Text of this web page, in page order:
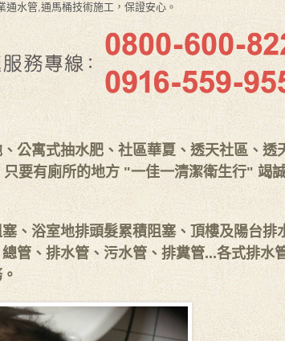
通水管,通馬桶技術施工，保證安心。
公寓式抽水肥、社區華夏、透天社區、透
要有廁所的地方 "一佳一清潔衛生行" 竭
、浴室地排頭髮累積阻塞、頂樓及陽台排
管、排水管、污水管、排糞管...各式排水